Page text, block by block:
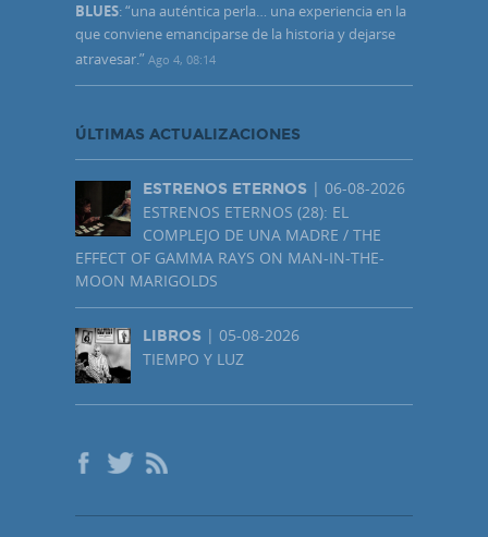
BLUES: “una auténtica perla… una experiencia en la
que conviene emanciparse de la historia y dejarse
atravesar.” Ago 4, 08:14
ÚLTIMAS ACTUALIZACIONES
ESTRENOS ETERNOS | 06-08-2026
ESTRENOS ETERNOS (28): EL
COMPLEJO DE UNA MADRE / THE
EFFECT OF GAMMA RAYS ON MAN-IN-THE-
MOON MARIGOLDS
LIBROS | 05-08-2026
TIEMPO Y LUZ